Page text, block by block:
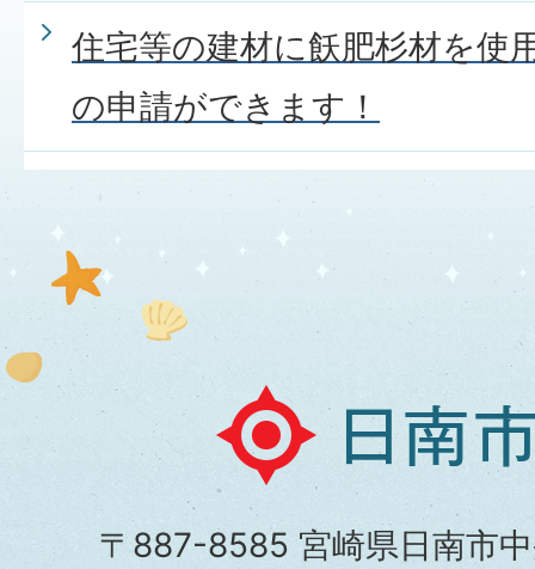
住宅等の建材に飫肥杉材を使
の申請ができます！
日
南
市
〒887-8585 宮崎県日南市